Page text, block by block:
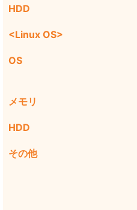
HDD
<Linux OS>
OS
メモリ
HDD
その他